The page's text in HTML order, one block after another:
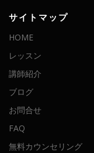
サイトマップ
HOME
レッスン
講師紹介
ブログ
お問合せ
FAQ
無料カウンセリング